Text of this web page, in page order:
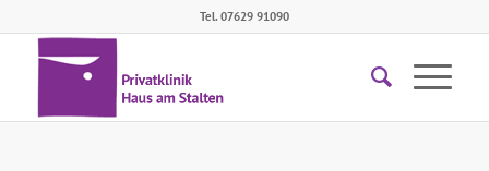
Tel. 07629 91090